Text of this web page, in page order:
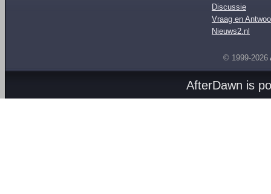
Discussie
Vraag en
Nieuws2.nl
© 1999-2026
AfterDawn is